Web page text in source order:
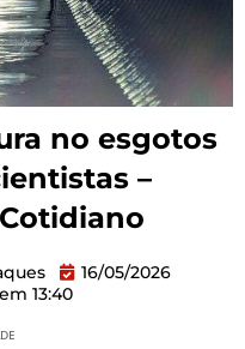
no esgotos
–
16/05/2026
13:40